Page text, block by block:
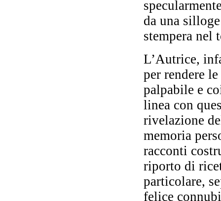
da una
stempera nel
L’Autrice,
per rendere
palpabile e
linea con
rivelazione
memoria
racconti
riporto di
particolare,
felice